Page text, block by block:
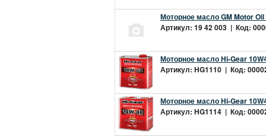
Моторное масло GM Motor
Артикул: 19 42 003 | Код:
Моторное масло Hi-Gear
Артикул: HG1110 | Код:
Моторное масло Hi-Gear
Артикул: HG1114 | Код: